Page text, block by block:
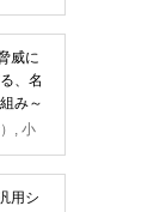
威に
、名
み～
, 小
用シ